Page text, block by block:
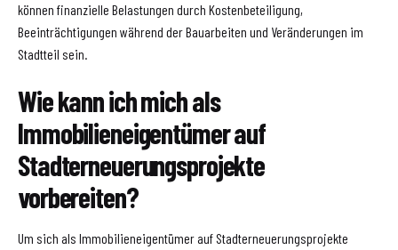
können finanzielle Belastungen durch Kostenbeteiligung,
Beeinträchtigungen während der Bauarbeiten und Veränderungen im
Stadtteil sein.
Wie kann ich mich als
Immobilieneigentümer auf
Stadterneuerungsprojekte
vorbereiten?
Um sich als Immobilieneigentümer auf Stadterneuerungsprojekte